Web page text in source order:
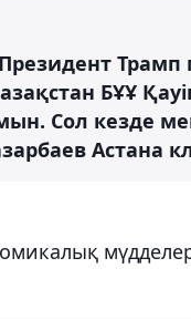
БҰҰ
Сол кезде